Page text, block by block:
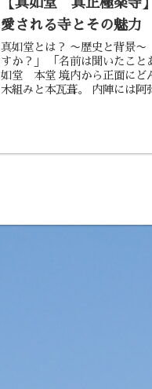
【真如堂 真正極楽寺
愛される寺とその魅力
真如堂とは？ 〜歴史と背景〜
すか？」 「名前は聞いたこ
如堂 本堂 境内から正面にど
木組みと本瓦葺。 内陣には阿